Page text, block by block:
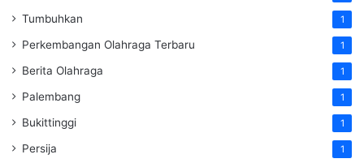
Tumbuhkan 1
Perkembangan Olahraga Terbaru 1
Berita Olahraga 1
Palembang 1
Bukittinggi 1
Persija 1